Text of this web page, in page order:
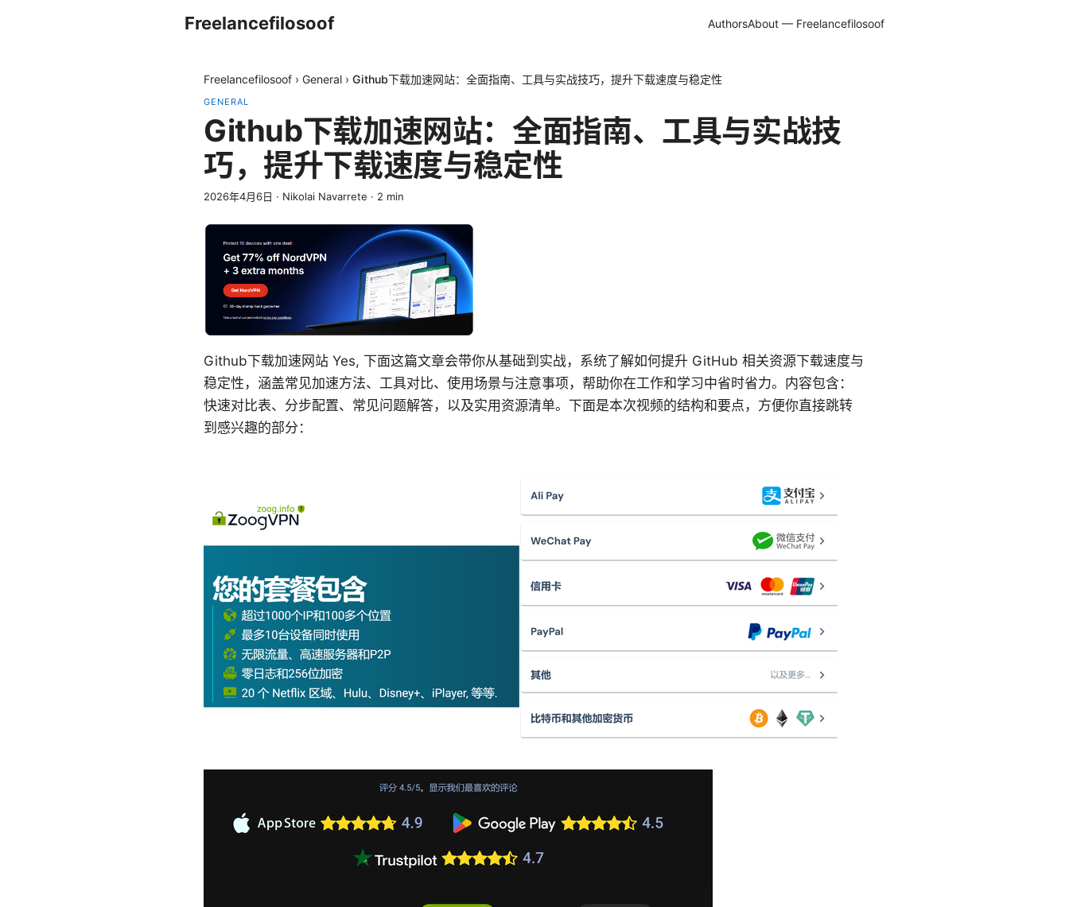
Freelancefilosoof AuthorsAbout — Freelancefilosoof
Freelancefilosoof › General › Github下载加速网站：全面指南、工具与实战技巧，提升下载速度与稳定性
GENERAL
Github下载加速网站：全面指南、工具与实战技
巧，提升下载速度与稳定性
2026年4月6日 · Nikolai Navarrete · 2 min
Github下载加速网站 Yes, 下面这篇文章会带你从基础到实战，系统了解如何提升 GitHub 相关资源下载速度与
稳定性，涵盖常见加速方法、工具对比、使用场景与注意事项，帮助你在工作和学习中省时省力。内容包含：
快速对比表、分步配置、常见问题解答，以及实用资源清单。下面是本次视频的结构和要点，方便你直接跳转
到感兴趣的部分：